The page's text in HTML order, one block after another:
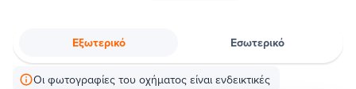
Εξωτερικό Εσωτερικό
Οι φωτογραφίες του οχήματος είναι ενδεικτικές